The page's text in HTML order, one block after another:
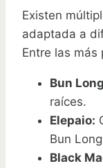
Existen
adaptada a
Entre las más
Bun
raíces.
Elepaio:
Bun
Black